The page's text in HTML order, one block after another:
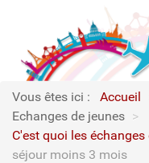
Vous êtes ici : Accueil
Echanges de jeunes >
C'est quoi les échanges
séjour moins 3 mois